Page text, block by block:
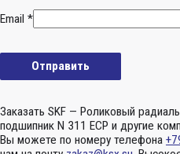
Email *
Заказать SKF — Роликовый
подшипник N 311 ECP и другие
Вы можете по номеру телефона